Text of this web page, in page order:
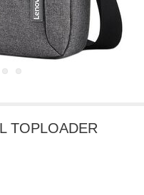
TOPLOADER